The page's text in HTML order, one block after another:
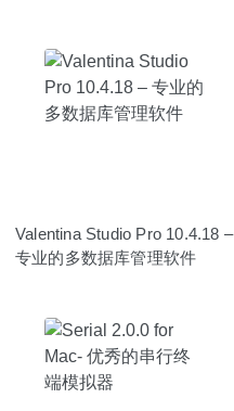
Valentina Studio Pro 10.4.18 –
专业的多数据库管理软件